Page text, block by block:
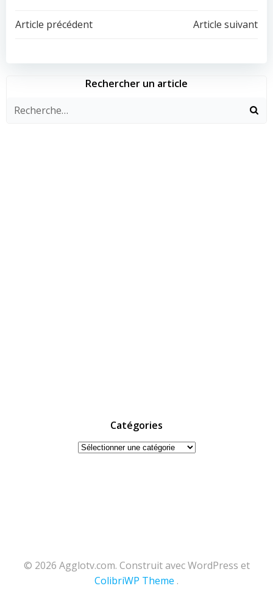
Navigation
de
l’article
Article précédent
Navigation
de
l’article
Article suivant
Rechercher un article
Catégories
Catégories
© 2026 Agglotv.com. Construit avec WordPress et
ColibriWP Theme .